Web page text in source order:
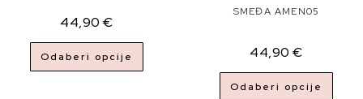
44,90€
Odaberi opcije
SMEĐA AMEN05
44,90€
Odaberi opcije